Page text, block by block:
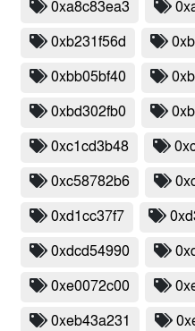
0xa8c83ea3
0xb231f56d
0xbb05bf40
0xbd302fb0
0xc1cd3b48
0xc58782b6
0xd1cc37f7
0xdcd54990
0xe0072c00
0xeb43a231